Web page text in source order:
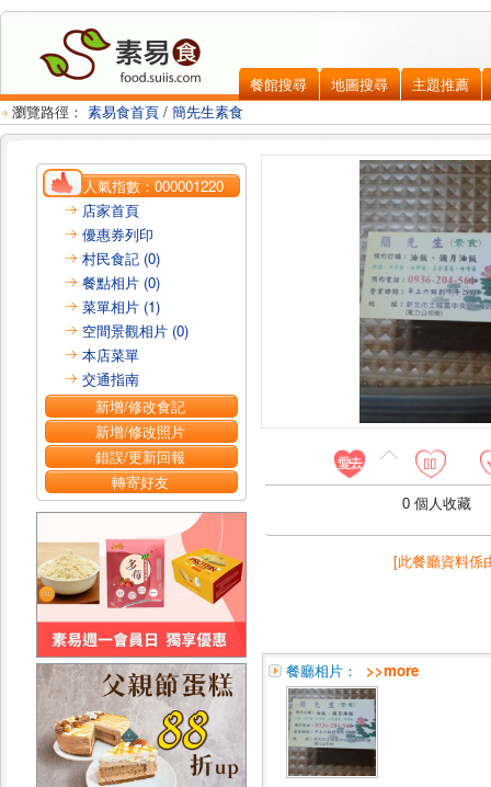
餐館搜尋 地圖搜尋
主題推薦
瀏覽路徑： 素易食首頁 / 簡先生素食
人氣指數：000001220
店家首頁
優惠券列印
村民食記 (0)
餐點相片 (0)
菜單相片 (1)
空間景觀相片 (0)
本店菜單
交通指南
新增/修改食記
新增/修改照片
錯誤/更新回報
轉寄好友
0 個人收藏
[此餐廳資料係
餐廳相片： >>more